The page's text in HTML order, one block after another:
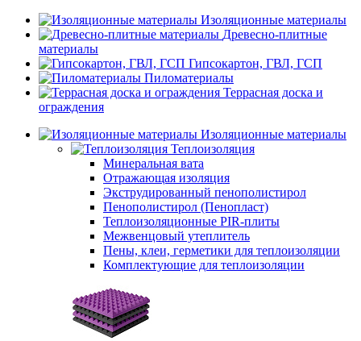
Изоляционные материалы
Древесно-плитные
материалы
Гипсокартон, ГВЛ, ГСП
Пиломатериалы
Террасная доска и
ограждения
Изоляционные материалы
Теплоизоляция
Минеральная вата
Отражающая изоляция
Экструдированный пенополистирол
Пенополистирол (Пенопласт)
Теплоизоляционные PIR-плиты
Межвенцовый утеплитель
Пены, клеи, герметики для теплоизоляции
Комплектующие для теплоизоляции